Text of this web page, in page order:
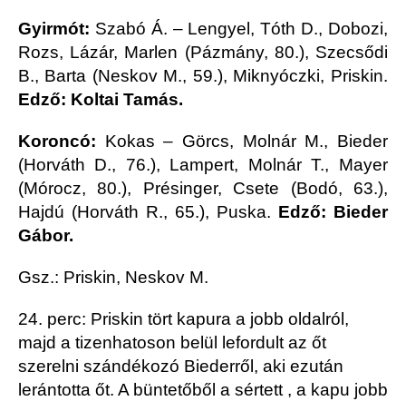
Gyirmót: Szabó Á. – Lengyel, Tóth D., Dobozi,
Rozs, Lázár, Marlen (Pázmány, 80.), Szecsődi
B., Barta (Neskov M., 59.), Miknyóczki, Priskin.
Edző: Koltai Tamás.
Koroncó: Kokas – Görcs, Molnár M., Bieder
(Horváth D., 76.), Lampert, Molnár T., Mayer
(Mórocz, 80.), Présinger, Csete (Bodó, 63.),
Hajdú (Horváth R., 65.), Puska. Edző: Bieder
Gábor.
Gsz.: Priskin, Neskov M.
24. perc: Priskin tört kapura a jobb oldalról,
majd a tizenhatoson belül lefordult az őt
szerelni szándékozó Biederről, aki ezután
lerántotta őt. A büntetőből a sértett , a kapu jobb